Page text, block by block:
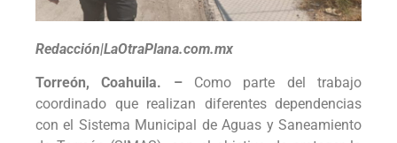
Redacción|LaOtraPlana.com.mx
Torreón, Coahuila. –Como parte del trabajo
coordinado que realizan diferentes dependencias
con el Sistema Municipal de Aguas y Saneamiento